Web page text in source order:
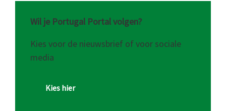
Wil je Portugal Portal volgen?
Kies voor de nieuwsbrief of voor sociale
media
Kies hier